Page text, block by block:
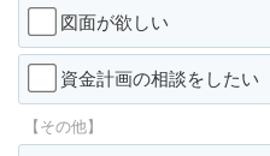
図面が欲しい
資金計画の相談をしたい
【その他】